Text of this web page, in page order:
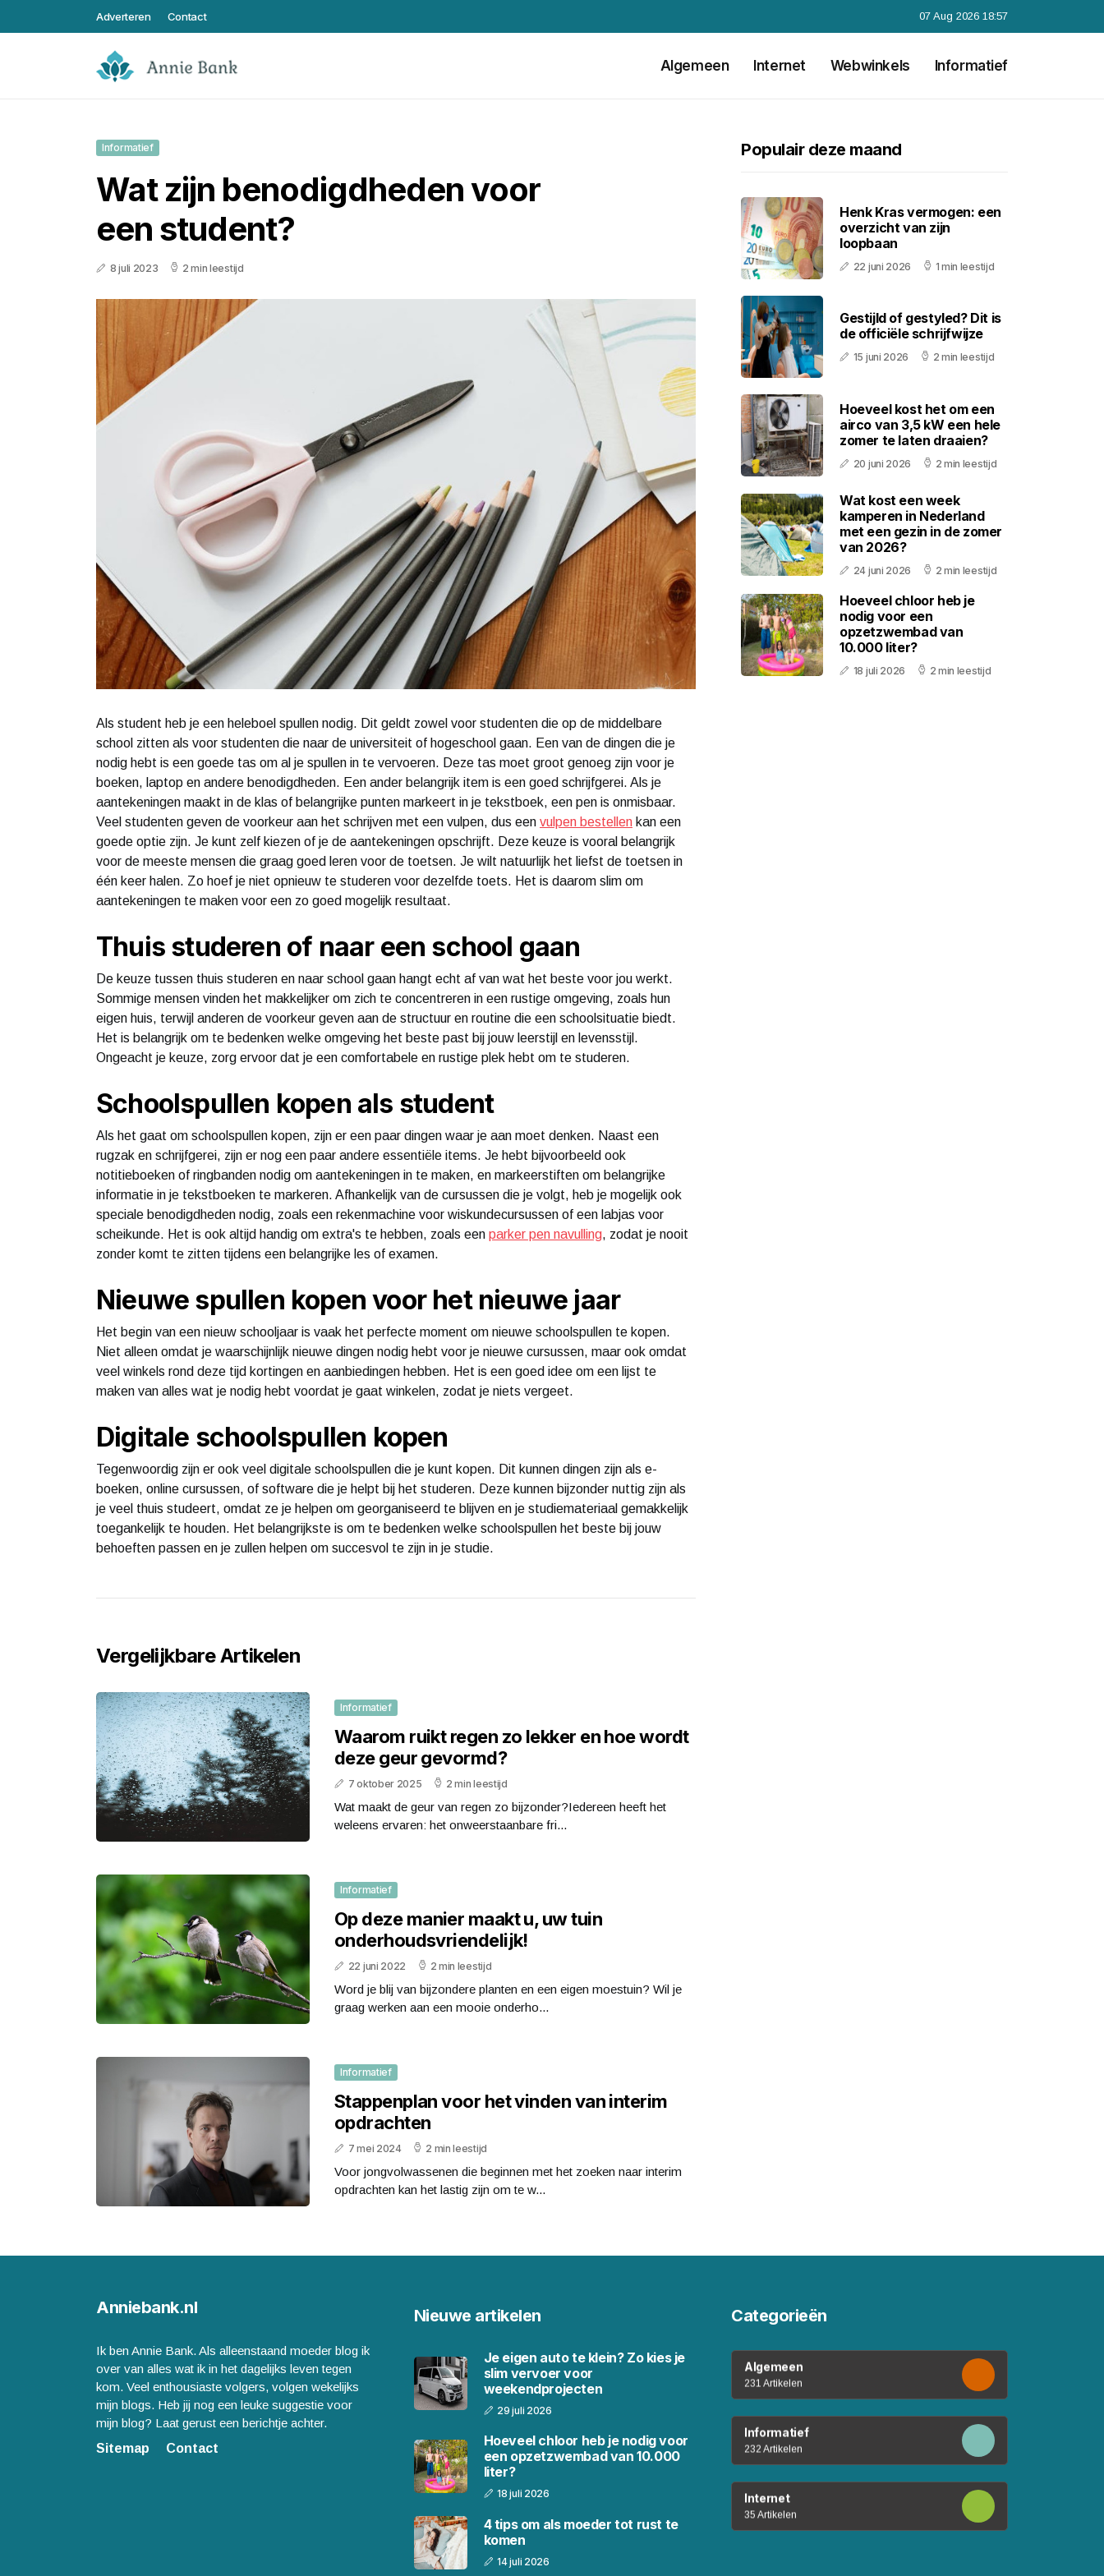
Adverteren Contact 07 Aug 2026 18:57
Algemeen Internet Webwinkels Informatief
Informatief
Wat zijn benodigdheden voor
een student?
8 juli 2023 2 min leestijd
Als student heb je een heleboel spullen nodig. Dit geldt zowel voor studenten die op de middelbare
school zitten als voor studenten die naar de universiteit of hogeschool gaan. Een van de dingen die je
nodig hebt is een goede tas om al je spullen in te vervoeren. Deze tas moet groot genoeg zijn voor je
boeken, laptop en andere benodigdheden. Een ander belangrijk item is een goed schrijfgerei. Als je
aantekeningen maakt in de klas of belangrijke punten markeert in je tekstboek, een pen is onmisbaar.
Veel studenten geven de voorkeur aan het schrijven met een vulpen, dus een vulpen bestellen kan een
goede optie zijn. Je kunt zelf kiezen of je de aantekeningen opschrijft. Deze keuze is vooral belangrijk
voor de meeste mensen die graag goed leren voor de toetsen. Je wilt natuurlijk het liefst de toetsen in
één keer halen. Zo hoef je niet opnieuw te studeren voor dezelfde toets. Het is daarom slim om
aantekeningen te maken voor een zo goed mogelijk resultaat.
Thuis studeren of naar een school gaan
De keuze tussen thuis studeren en naar school gaan hangt echt af van wat het beste voor jou werkt.
Sommige mensen vinden het makkelijker om zich te concentreren in een rustige omgeving, zoals hun
eigen huis, terwijl anderen de voorkeur geven aan de structuur en routine die een schoolsituatie biedt.
Het is belangrijk om te bedenken welke omgeving het beste past bij jouw leerstijl en levensstijl.
Ongeacht je keuze, zorg ervoor dat je een comfortabele en rustige plek hebt om te studeren.
Schoolspullen kopen als student
Als het gaat om schoolspullen kopen, zijn er een paar dingen waar je aan moet denken. Naast een
rugzak en schrijfgerei, zijn er nog een paar andere essentiële items. Je hebt bijvoorbeeld ook
notitieboeken of ringbanden nodig om aantekeningen in te maken, en markeerstiften om belangrijke
informatie in je tekstboeken te markeren. Afhankelijk van de cursussen die je volgt, heb je mogelijk ook
speciale benodigdheden nodig, zoals een rekenmachine voor wiskundecursussen of een labjas voor
scheikunde. Het is ook altijd handig om extra's te hebben, zoals een parker pen navulling, zodat je nooit
zonder komt te zitten tijdens een belangrijke les of examen.
Nieuwe spullen kopen voor het nieuwe jaar
Het begin van een nieuw schooljaar is vaak het perfecte moment om nieuwe schoolspullen te kopen.
Niet alleen omdat je waarschijnlijk nieuwe dingen nodig hebt voor je nieuwe cursussen, maar ook omdat
veel winkels rond deze tijd kortingen en aanbiedingen hebben. Het is een goed idee om een lijst te
maken van alles wat je nodig hebt voordat je gaat winkelen, zodat je niets vergeet.
Digitale schoolspullen kopen
Tegenwoordig zijn er ook veel digitale schoolspullen die je kunt kopen. Dit kunnen dingen zijn als e-
boeken, online cursussen, of software die je helpt bij het studeren. Deze kunnen bijzonder nuttig zijn als
je veel thuis studeert, omdat ze je helpen om georganiseerd te blijven en je studiemateriaal gemakkelijk
toegankelijk te houden. Het belangrijkste is om te bedenken welke schoolspullen het beste bij jouw
behoeften passen en je zullen helpen om succesvol te zijn in je studie.
Vergelijkbare Artikelen
Informatief
Waarom ruikt regen zo lekker en hoe wordt
deze geur gevormd?
7 oktober 2025 2 min leestijd
Wat maakt de geur van regen zo bijzonder?Iedereen heeft het
weleens ervaren: het onweerstaanbare fri...
Informatief
Op deze manier maakt u, uw tuin
onderhoudsvriendelijk!
22 juni 2022 2 min leestijd
Word je blij van bijzondere planten en een eigen moestuin? Wil je
graag werken aan een mooie onderho...
Informatief
Stappenplan voor het vinden van interim
opdrachten
7 mei 2024 2 min leestijd
Voor jongvolwassenen die beginnen met het zoeken naar interim
opdrachten kan het lastig zijn om te w...
Populair deze maand
Henk Kras vermogen: een
overzicht van zijn
loopbaan
22 juni 2026 1 min leestijd
Gestijld of gestyled? Dit is
de officiële schrijfwijze
15 juni 2026 2 min leestijd
Hoeveel kost het om een
airco van 3,5 kW een hele
zomer te laten draaien?
20 juni 2026 2 min leestijd
Wat kost een week
kamperen in Nederland
met een gezin in de zomer
van 2026?
24 juni 2026 2 min leestijd
Hoeveel chloor heb je
nodig voor een
opzetzwembad van
10.000 liter?
18 juli 2026 2 min leestijd
Anniebank.nl
Ik ben Annie Bank. Als alleenstaand moeder blog ik
over van alles wat ik in het dagelijks leven tegen
kom. Veel enthousiaste volgers, volgen wekelijks
mijn blogs. Heb jij nog een leuke suggestie voor
mijn blog? Laat gerust een berichtje achter.
Sitemap
Contact
Nieuwe artikelen
Je eigen auto te klein? Zo kies je
slim vervoer voor
weekendprojecten
29 juli 2026
Hoeveel chloor heb je nodig voor
een opzetzwembad van 10.000
liter?
18 juli 2026
4 tips om als moeder tot rust te
komen
14 juli 2026
Categorieën
Algemeen
231 Artikelen
Informatief
232 Artikelen
Internet
35 Artikelen